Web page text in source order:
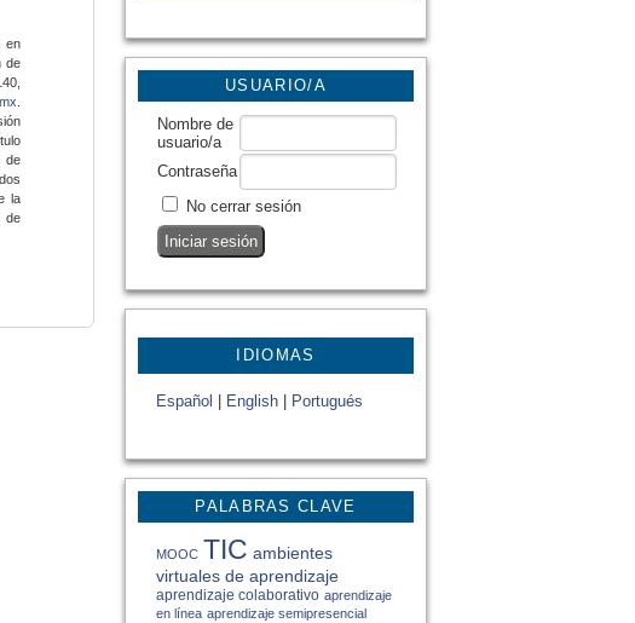
USUARIO/A
Nombre de
usuario/a
Contraseña
No cerrar sesión
IDIOMAS
Español English Portugués
PALABRAS CLAVE
MOOC TIC ambientes
virtuales de aprendizaje
aprendizaje colaborativo aprendizaje
en línea aprendizaje semipresencial
en
de
de
la
de